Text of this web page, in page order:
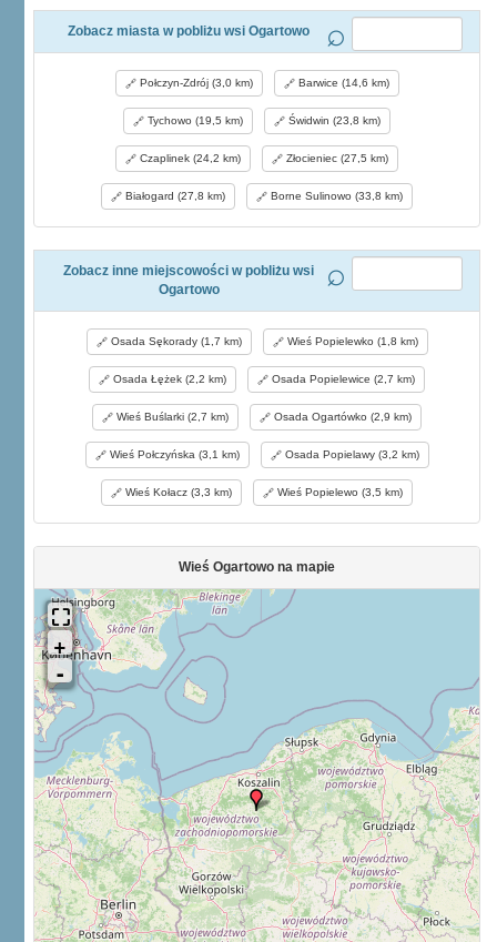
Zobacz miasta w pobliżu wsi Ogartowo
Połczyn-Zdrój (3,0 km) Barwice (14,6 km)
Tychowo (19,5 km) Świdwin (23,8 km)
Czaplinek (24,2 km) Złocieniec (27,5 km)
Białogard (27,8 km) Borne Sulinowo (33,8 km)
Zobacz inne miejscowości w pobliżu wsi
Ogartowo
Osada Sękorady (1,7 km) Wieś Popielewko (1,8 km)
Osada Łężek (2,2 km) Osada Popielewice (2,7 km)
Wieś Buślarki (2,7 km) Osada Ogartówko (2,9 km)
Wieś Połczyńska (3,1 km) Osada Popielawy (3,2 km)
Wieś Kołacz (3,3 km) Wieś Popielewo (3,5 km)
Wieś Ogartowo na mapie